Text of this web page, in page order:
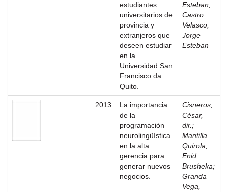
estudiantes
universitarios de
provincia y
extranjeros que
deseen estudiar
en la
Universidad San
Francisco da
Quito.
Esteban;
Castro
Velasco,
Jorge
Esteban
2013
La importancia
de la
programación
neurolingüística
en la alta
gerencia para
generar nuevos
negocios.
Cisneros,
César,
dir. ;
Mantilla
Quirola,
Enid
Brusheka;
Granda
Vega,